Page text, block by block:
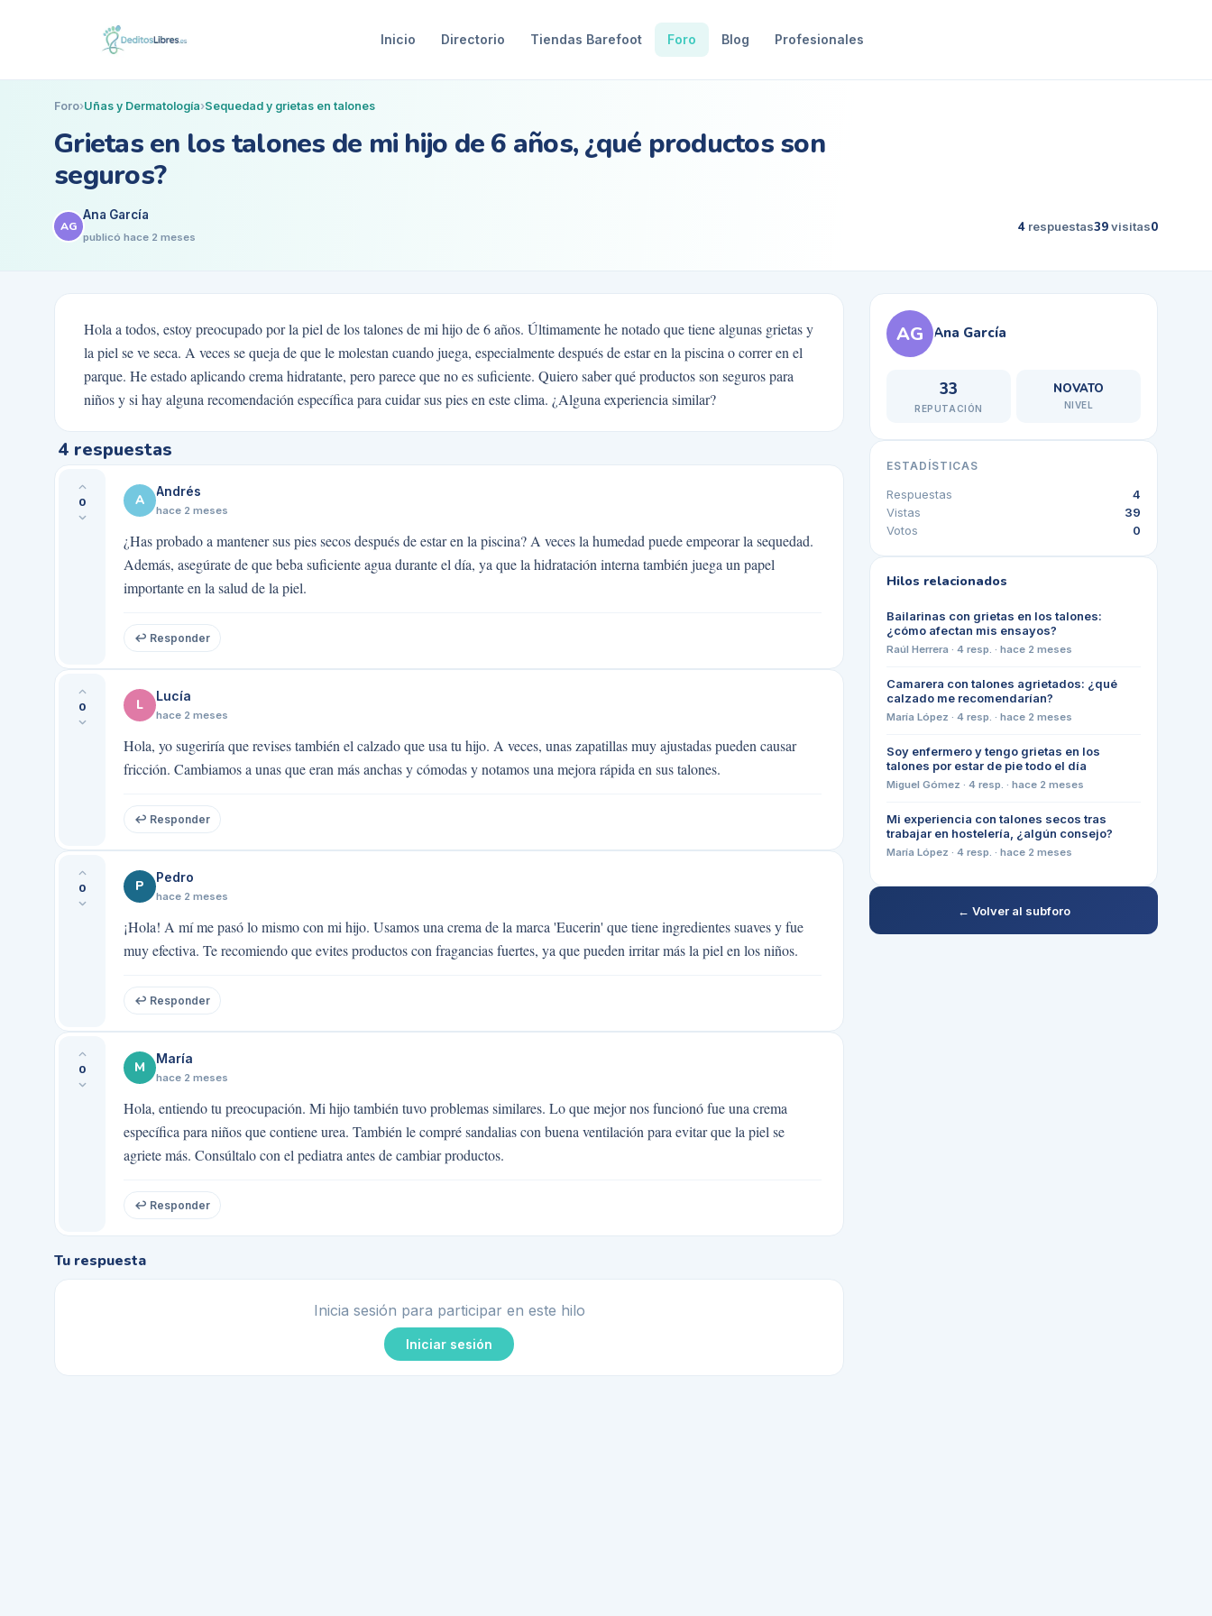
Inicio Directorio Tiendas Barefoot Foro Blog Profesionales
Foro›Uñas y Dermatología›Sequedad y grietas en talones
Grietas en los talones de mi hijo de 6 años, ¿qué productos son
seguros?
AG
Ana García
publicó hace 2 meses
4 respuestas39visitas0
Hola a todos, estoy preocupado por la piel de los talones de mi hijo de 6 años. Últimamente he notado que tiene algunas grietas y
la piel se ve seca. A veces se queja de que le molestan cuando juega, especialmente después de estar en la piscina o correr en el
parque. He estado aplicando crema hidratante, pero parece que no es suficiente. Quiero saber qué productos son seguros para
niños y si hay alguna recomendación específica para cuidar sus pies en este clima. ¿Alguna experiencia similar?
4 respuestas
0 A
Andrés
hace 2 meses
¿Has probado a mantener sus pies secos después de estar en la piscina? A veces la humedad puede empeorar la sequedad.
Además, asegúrate de que beba suficiente agua durante el día, ya que la hidratación interna también juega un papel
importante en la salud de la piel.
↩ Responder
0 L
Lucía
hace 2 meses
Hola, yo sugeriría que revises también el calzado que usa tu hijo. A veces, unas zapatillas muy ajustadas pueden causar
fricción. Cambiamos a unas que eran más anchas y cómodas y notamos una mejora rápida en sus talones.
↩ Responder
0 P
Pedro
hace 2 meses
¡Hola! A mí me pasó lo mismo con mi hijo. Usamos una crema de la marca 'Eucerin' que tiene ingredientes suaves y fue
muy efectiva. Te recomiendo que evites productos con fragancias fuertes, ya que pueden irritar más la piel en los niños.
↩ Responder
0 M
María
hace 2 meses
Hola, entiendo tu preocupación. Mi hijo también tuvo problemas similares. Lo que mejor nos funcionó fue una crema
específica para niños que contiene urea. También le compré sandalias con buena ventilación para evitar que la piel se
agriete más. Consúltalo con el pediatra antes de cambiar productos.
↩ Responder
Tu respuesta
Inicia sesión para participar en este hilo
Iniciar sesión
AG Ana García
33
REPUTACIÓN
NOVATO
NIVEL
ESTADÍSTICAS
Respuestas
4
Vistas
39
Votos
0
Hilos relacionados
Bailarinas con grietas en los talones:
¿cómo afectan mis ensayos?
Raúl Herrera · 4 resp. · hace 2 meses
Camarera con talones agrietados: ¿qué
calzado me recomendarían?
María López · 4 resp. · hace 2 meses
Soy enfermero y tengo grietas en los
talones por estar de pie todo el día
Miguel Gómez · 4 resp. · hace 2 meses
Mi experiencia con talones secos tras
trabajar en hostelería, ¿algún consejo?
María López · 4 resp. · hace 2 meses
← Volver al subforo